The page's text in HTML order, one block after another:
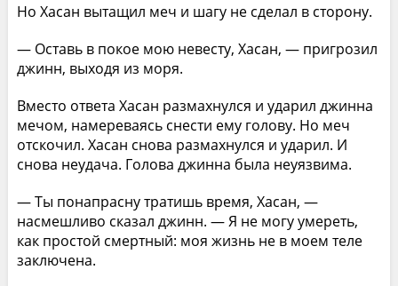
Но Хасан вытащил меч и шагу не сделал в сторону.
— Оставь в покое мою невесту, Хасан, — пригрозил
джинн, выходя из моря.
Вместо ответа Хасан размахнулся и ударил джинна
мечом, намереваясь снести ему голову. Но меч
отскочил. Хасан снова размахнулся и ударил. И
снова неудача. Голова джинна была неуязвима.
— Ты понапрасну тратишь время, Хасан, —
насмешливо сказал джинн. — Я не могу умереть,
как простой смертный: моя жизнь не в моем теле
заключена.